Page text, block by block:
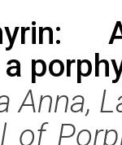
Anna,
of